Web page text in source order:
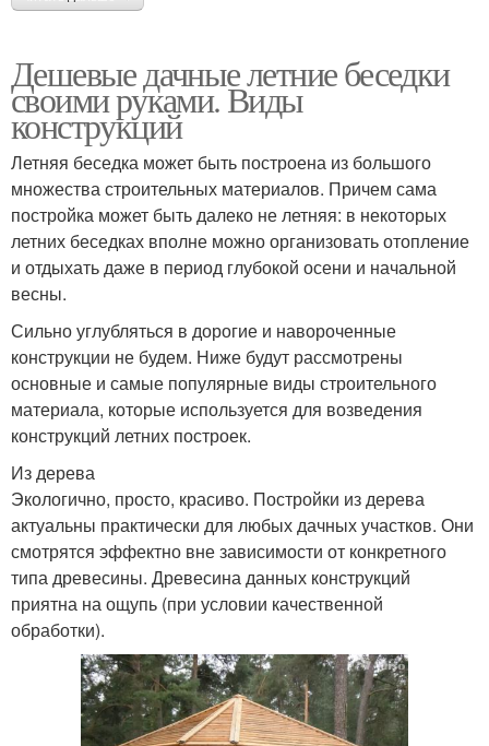
Дешевые дачные летние беседки
своими руками. Виды
конструкций
Летняя беседка может быть построена из большого
множества строительных материалов. Причем сама
постройка может быть далеко не летняя: в некоторых
летних беседках вполне можно организовать отопление
и отдыхать даже в период глубокой осени и начальной
весны.
Сильно углубляться в дорогие и навороченные
конструкции не будем. Ниже будут рассмотрены
основные и самые популярные виды строительного
материала, которые используется для возведения
конструкций летних построек.
Из дерева
Экологично, просто, красиво. Постройки из дерева
актуальны практически для любых дачных участков. Они
смотрятся эффектно вне зависимости от конкретного
типа древесины. Древесина данных конструкций
приятна на ощупь (при условии качественной
обработки).